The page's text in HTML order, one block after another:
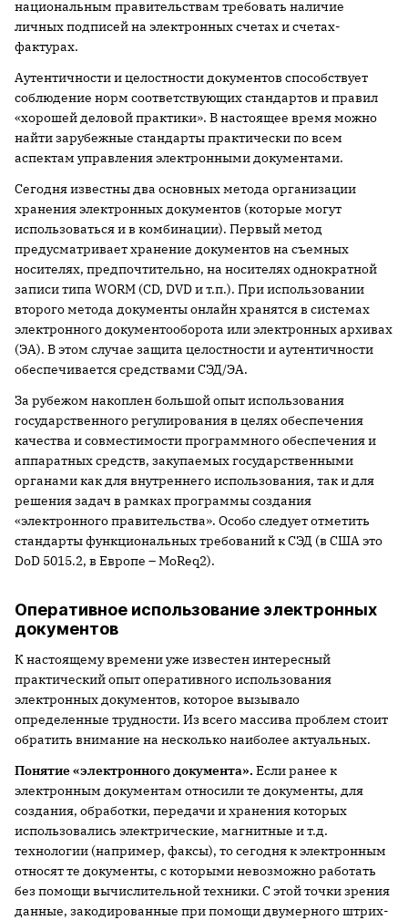
национальным правительствам требовать наличие
личных подписей на электронных счетах и счетах-
фактурах.
Аутентичности и целостности документов способствует
соблюдение норм соответствующих стандартов и правил
«хорошей деловой практики». В настоящее время можно
найти зарубежные стандарты практически по всем
аспектам управления электронными документами.
Сегодня известны два основных метода организации
хранения электронных документов (которые могут
использоваться и в комбинации). Первый метод
предусматривает хранение документов на съемных
носителях, предпочтительно, на носителях однократной
записи типа WORM (CD, DVD и т.п.). При использовании
второго метода документы онлайн хранятся в системах
электронного документооборота или электронных архивах
(ЭА). В этом случае защита целостности и аутентичности
обеспечивается средствами СЭД/ЭА.
За рубежом накоплен большой опыт использования
государственного регулирования в целях обеспечения
качества и совместимости программного обеспечения и
аппаратных средств, закупаемых государственными
органами как для внутреннего использования, так и для
решения задач в рамках программы создания
«электронного правительства». Особо следует отметить
стандарты функциональных требований к СЭД (в США это
DoD 5015.2, в Европе – MoReq2).
Оперативное использование электронных
документов
К настоящему времени уже известен интересный
практический опыт оперативного использования
электронных документов, которое вызывало
определенные трудности. Из всего массива проблем стоит
обратить внимание на несколько наиболее актуальных.
Понятие «электронного документа». Если ранее к
электронным документам относили те документы, для
создания, обработки, передачи и хранения которых
использовались электрические, магнитные и т.д.
технологии (например, факсы), то сегодня к электронным
относят те документы, с которыми невозможно работать
без помощи вычислительной техники. С этой точки зрения
данные, закодированные при помощи двумерного штрих-